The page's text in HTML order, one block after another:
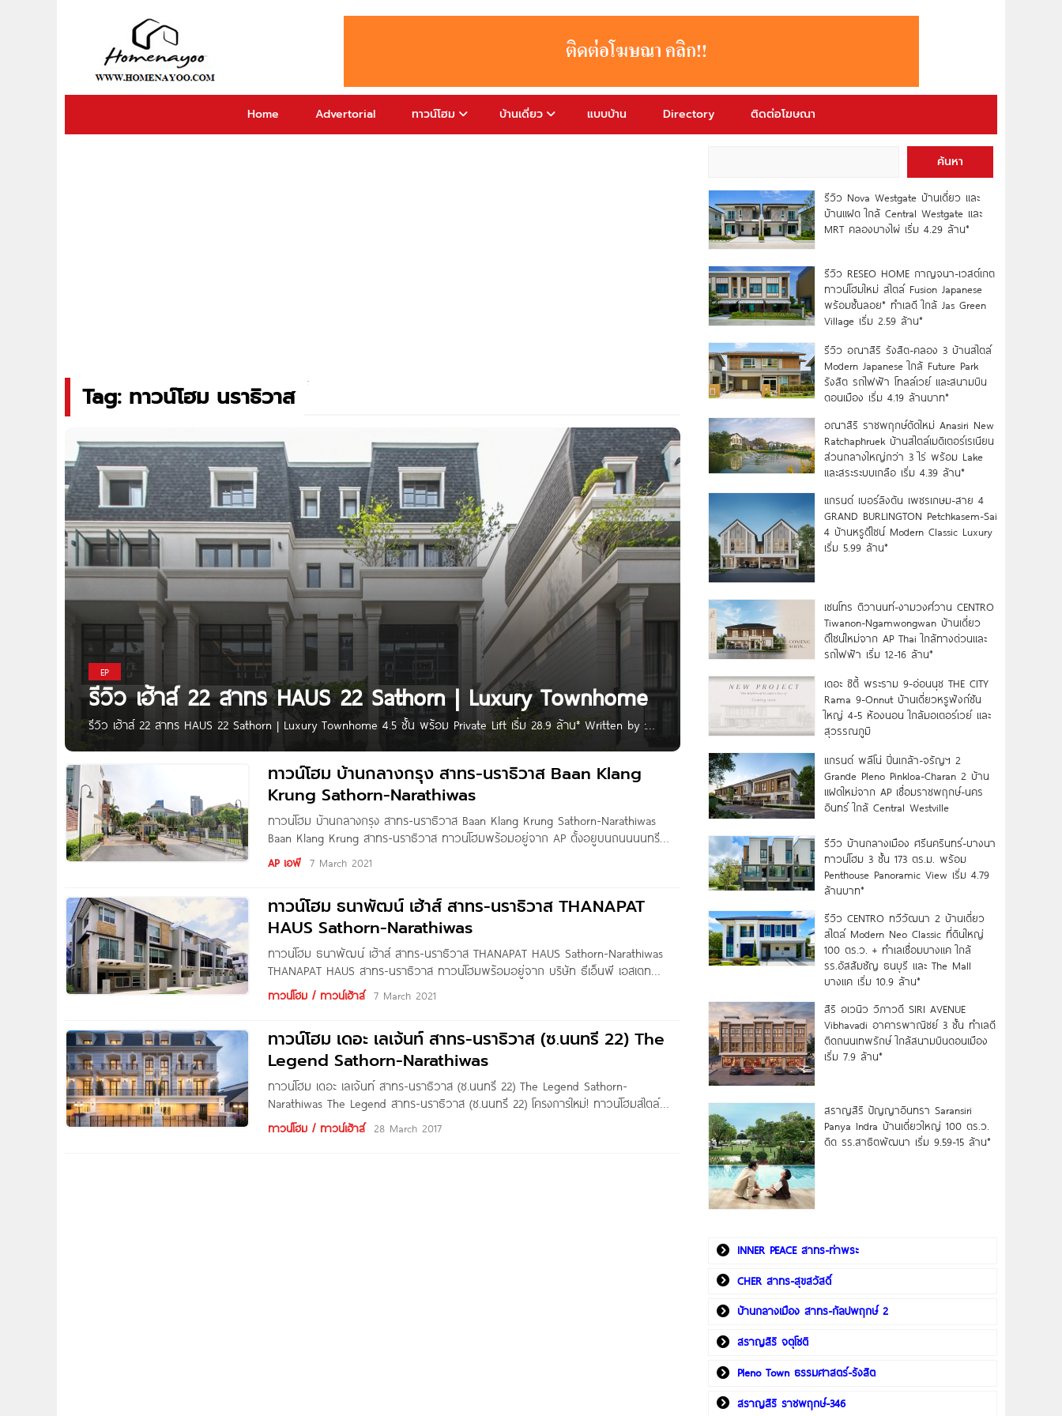
Home Advertorial ทาวน์โฮม บ้านเดี่ยว แบบบ้าน Directory ติดต่อโฆษณา
Tag: ทาวน์โฮม นราธิวาส
EP
รีวิว เฮ้าส์ 22 สาทร HAUS 22 Sathorn | Luxury Townhome
รีวิว เฮ้าส์ 22 สาทร HAUS 22 Sathorn | Luxury Townhome 4.5 ชั้น พร้อม Private Lift เริ่ม 28.9 ล้าน* Written by :
ทาวน์โฮม บ้านกลางกรุง สาทร-นราธิวาส Baan Klang
Krung Sathorn-Narathiwas
ทาวน์โฮม บ้านกลางกรุง สาทร-นราธิวาส Baan Klang Krung Sathorn-Narathiwas
Baan Klang Krung สาทร-นราธิวาส ทาวน์โฮมพร้อมอยู่จาก AP ตั้งอยูบนถนนนนทรี
แขวงช่องนนทรี เขตยานนาวา กทม. เดินทางสะดวกสบาย ทั้งจากถนนนราธิวาสราช
นครินทร์, พระราม 3, สาธุประดิษฐ์, ทางด่วนขั้นที่ 1 และ 2 และ ยังอยู่ใกล้รถโดยสารด่วน
AP เอพี 7 March 2021
ทาวน์โฮม ธนาพัฒน์ เฮ้าส์ สาทร-นราธิวาส THANAPAT
HAUS Sathorn-Narathiwas
ทาวน์โฮม ธนาพัฒน์ เฮ้าส์ สาทร-นราธิวาส THANAPAT HAUS Sathorn-Narathiwas
THANAPAT HAUS สาทร-นราธิวาส ทาวน์โฮมพร้อมอยู่จาก บริษัท ธีเอ็นพี เอสเตท
จำกัด ตั้งอยู่ภายในซอยชื่นจิตร ถนนนนทรี แขวงช่องนนทรี เขตยานนาวา กทม. เดินทาง
สะดวกสบาย ทั้งจากถนนนราธิวาสราชนครินทร์, พระราม 3, สาธุประดิษฐ์, ทางด่วนขั้นที่ 1
ทาวน์โฮม / ทาวน์เฮ้าส์ 7 March 2021
ทาวน์โฮม เดอะ เลเจ้นท์ สาทร-นราธิวาส (ซ.นนทรี 22) The
Legend Sathorn-Narathiwas
ทาวน์โฮม เดอะ เลเจ้นท์ สาทร-นราธิวาส (ซ.นนทรี 22) The Legend Sathorn-
Narathiwas The Legend สาทร-นราธิวาส (ซ.นนทรี 22) โครงการใหม่! ทาวน์โฮมสไตล์
ยุโรปใจกลางเมือง ใกล้สาทร หน้ากว้าง 8 เมตร จอดรถ 3 คัน เริ่ม 17 ล้านบาท* ชื่อ
โครงการ เดอะ เลเจ้นท์ สาทร-นราธิวาส
ทาวน์โฮม / ทาวน์เฮ้าส์ 28 March 2017
ค้นหา
รีวิว Nova Westgate บ้านเดี่ยว และ
บ้านแฝด ใกล้ Central Westgate และ
MRT คลองบางไผ่ เริ่ม 4.29 ล้าน*
รีวิว RESEO HOME กาญจนา-เวสต์เกต
ทาวน์โฮมใหม่ สไตล์ Fusion Japanese
พร้อมชั้นลอย* ทำเลดี ใกล้ Jas Green
Village เริ่ม 2.59 ล้าน*
รีวิว อณาสิริ รังสิต-คลอง 3 บ้านสไตล์
Modern Japanese ใกล้ Future Park
รังสิต รถไฟฟ้า โทลล์เวย์ และสนามบิน
ดอนเมือง เริ่ม 4.19 ล้านบาท*
อณาสิริ ราชพฤกษ์ตัดใหม่ Anasiri New
Ratchaphruek บ้านสไตล์เมดิเตอร์เรเนียน
ส่วนกลางใหญ่กว่า 3 ไร่ พร้อม Lake
และสระระบบเกลือ เริ่ม 4.39 ล้าน*
แกรนด์ เบอร์ลิงตัน เพชรเกษม-สาย 4
GRAND BURLINGTON Petchkasem-Sai
4 บ้านหรูดีไซน์ Modern Classic Luxury
เริ่ม 5.99 ล้าน*
เซนโทร ติวานนท์-งามวงศ์วาน CENTRO
Tiwanon-Ngamwongwan บ้านเดี่ยว
ดีไซน์ใหม่จาก AP Thai ใกล้ทางด่วนและ
รถไฟฟ้า เริ่ม 12-16 ล้าน*
เดอะ ซิตี้ พระราม 9-อ่อนนุช THE CITY
Rama 9-Onnut บ้านเดี่ยวหรูฟังก์ชัน
ใหญ่ 4-5 ห้องนอน ใกล้มอเตอร์เวย์ และ
สุวรรณภูมิ
แกรนด์ พลีโน่ ปิ่นเกล้า-จรัญฯ 2
Grande Pleno Pinkloa-Charan 2 บ้าน
แฝดใหม่จาก AP เชื่อมราชพฤกษ์-นคร
อินทร์ ใกล้ Central Westville
รีวิว บ้านกลางเมือง ศรีนครินทร์-บางนา
ทาวน์โฮม 3 ชั้น 173 ตร.ม. พร้อม
Penthouse Panoramic View เริ่ม 4.79
ล้านบาท*
รีวิว CENTRO ทวีวัฒนา 2 บ้านเดี่ยว
สไตล์ Modern Neo Classic ที่ดินใหญ่
100 ตร.ว. + ทำเลเชื่อมบางแค ใกล้
รร.อัสสัมชัญ ธนบุรี และ The Mall
บางแค เริ่ม 10.9 ล้าน*
สิริ อเวนิว วิภาวดี SIRI AVENUE
Vibhavadi อาคารพาณิชย์ 3 ชั้น ทำเลดี
ติดถนนเทพรักษ์ ใกล้สนามบินดอนเมือง
เริ่ม 7.9 ล้าน*
สราญสิริ ปัญญาอินทรา Saransiri
Panya Indra บ้านเดี่ยวใหญ่ 100 ตร.ว.
ดิด รร.สาธิตพัฒนา เริ่ม 9.59-15 ล้าน*
INNER PEACE สาทร-ท่าพระ
CHER สาทร-สุขสวัสดิ์
บ้านกลางเมือง สาทร-กัลปพฤกษ์ 2
สราญสิริ จตุโชติ
Pleno Town ธรรมศาสตร์-รังสิต
สราญสิริ ราชพฤกษ์-346